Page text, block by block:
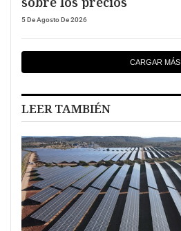
5 De Agosto De 2026
CARGAR MÁS
LEER TAMBIÉN